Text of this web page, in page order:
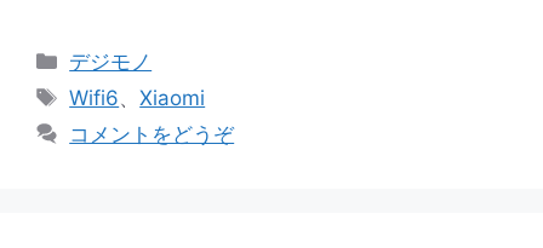
カ
テ
リ
デジモノ
タ
グ
Wifi6、Xiaomi
コメントをどうぞ